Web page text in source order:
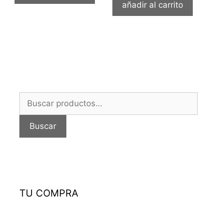
añadir al carrito
por:
Buscar
TU COMPRA